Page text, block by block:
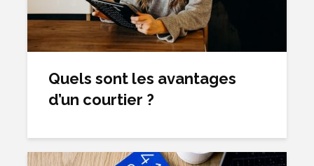
Quels sont les avantages
d’un courtier ?